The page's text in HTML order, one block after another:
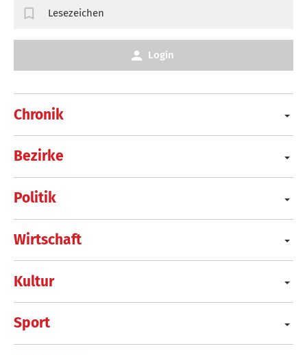
Chronik
Bezirke
Politik
Wirtschaft
Kultur
Sport
Lesezeichen
Login